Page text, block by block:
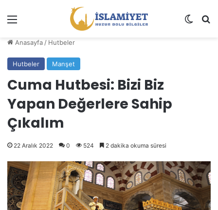
Dış
Anasayfa / Hutbeler
Hutbeler Manşet
Cuma Hutbesi: Bizi Biz
Yapan Değerlere Sahip
Çıkalım
22 Aralık 2022 0 524 2 dakika okuma süresi